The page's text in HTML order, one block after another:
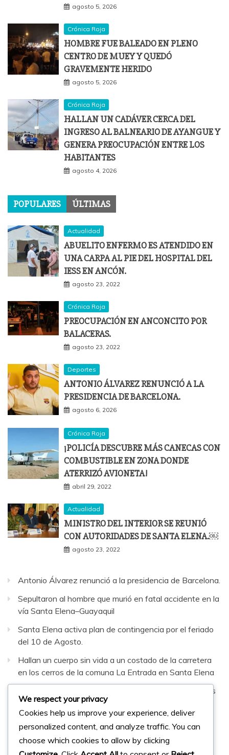
agosto 5, 2026
Crónica Roja
HOMBRE FUE BALEADO EN PLENO
CENTRO DE MUEY Y QUEDÓ
GRAVEMENTE HERIDO
agosto 5, 2026
Crónica Roja
HALLAN UN CADÁVER CERCA DEL
INGRESO AL BALNEARIO DE AYANGUE Y
GENERA PREOCUPACIÓN ENTRE LOS
HABITANTES
agosto 4, 2026
POPULARES ÚLTIMAS
Actualidad
ABUELITO ENFERMO ES ATENDIDO EN
UNA CARPA AL PIE DEL HOSPITAL DEL
IESS EN ANCÓN.
agosto 23, 2022
Crónica Roja
PREOCUPACIÓN EN ANCONCITO POR
BALACERAS.
agosto 23, 2022
Deportes
ANTONIO ÁLVAREZ RENUNCIÓ A LA
PRESIDENCIA DE BARCELONA.
agosto 6, 2026
Crónica Roja
¡POLICÍA DESCUBRE MÁS CANECAS CON
COMBUSTIBLE EN ZONA DONDE
ATERRIZÓ AVIONETA!
abril 29, 2022
Actualidad
MINISTRO DEL INTERIOR SE REUNIÓ
CON AUTORIDADES DE SANTA ELENA.￼
agosto 23, 2022
Antonio Álvarez renunció a la presidencia de Barcelona.
Sepultaron al hombre que murió en fatal accidente en la
vía Santa Elena–Guayaquil
Santa Elena activa plan de contingencia por el feriado
del 10 de Agosto.
Hallan un cuerpo sin vida a un costado de la carretera
en los cerros de la comuna La Entrada en Santa Elena
Víctor Valdivieso dialogó con comerciantes autónomos
de la calle Guayaquil en La Libertad
Facebook
Instagram
Twitter
We respect your privacy
Cookies help us improve your experience, deliver
personalized content, and analyze traffic. You can
choose which cookies to allow by clicking